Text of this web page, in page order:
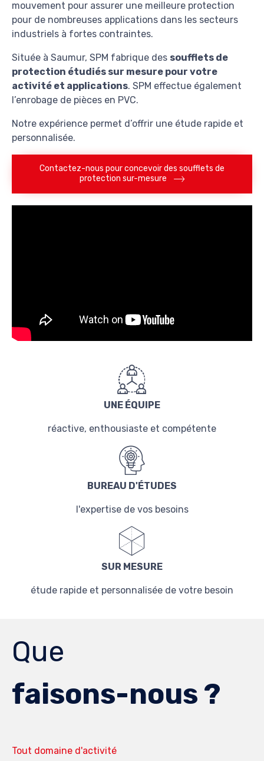
mouvement pour assurer une meilleure protection
pour de nombreuses applications dans les secteurs
industriels à fortes contraintes.
Située à Saumur, SPM fabrique des soufflets de
protection étudiés sur mesure pour votre
activité et applications. SPM effectue également
l’enrobage de pièces en PVC.
Notre expérience permet d’offrir une étude rapide et
personnalisée.
Contactez-nous pour concevoir des soufflets de
protection sur-mesure
UNE ÉQUIPE
réactive, enthousiaste et compétente
BUREAU D'ÉTUDES
l'expertise de vos besoins
SUR MESURE
étude rapide et personnalisée de votre besoin
Que
faisons-nous ?
Tout domaine d'activité